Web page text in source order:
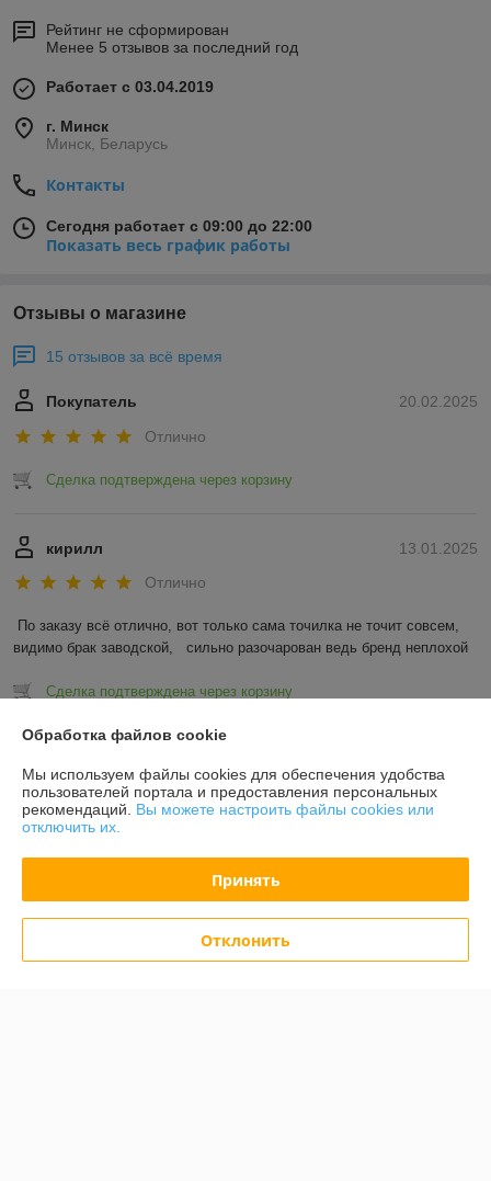
Рейтинг не сформирован
Менее 5 отзывов за последний год
Работает с 03.04.2019
г. Минск
Минск, Беларусь
Контакты
Сегодня работает с 09:00 до 22:00
Показать весь график работы
Отзывы о магазине
15 отзывов за всё время
20.02.2025
Покупатель
Отлично
Сделка подтверждена через корзину
13.01.2025
кирилл
Отлично
По заказу всё отлично, вот только сама точилка не точит совсем,
видимо брак заводской,   сильно разочарован ведь бренд неплохой
Сделка подтверждена через корзину
Показать все отзывы
О нас
Доставка и оплата
Обработка файлов cookie
Мы используем файлы cookies для обеспечения удобства
пользователей портала и предоставления персональных
рекомендаций. Вы можете настроить файлы cookies или
отключить их.
Принять
Отклонить